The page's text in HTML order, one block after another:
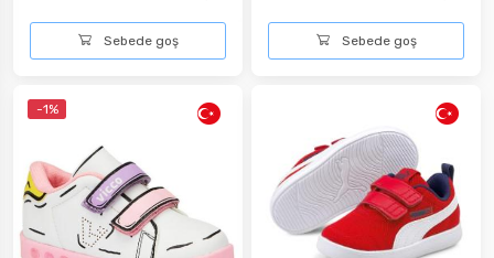
Sebede goş Sebede goş
-1%